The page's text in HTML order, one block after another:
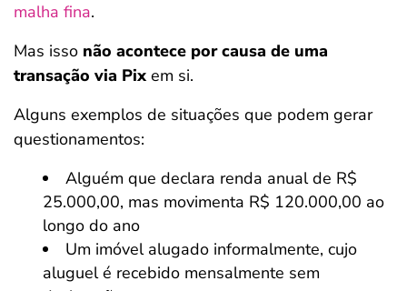
malha fina.
Mas isso não acontece por causa de uma
transação via Pix em si.
Alguns exemplos de situações que podem gerar
questionamentos:
Alguém que declara renda anual de R$
25.000,00, mas movimenta R$ 120.000,00 ao
longo do ano
Um imóvel alugado informalmente, cujo
aluguel é recebido mensalmente sem